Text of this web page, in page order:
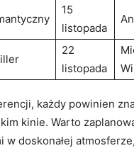
15
listopada
22
listopada
każdy powinien
kinie. Warto
w doskonałej